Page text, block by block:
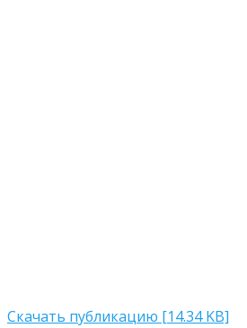
Скачать публикацию [14.34 KB]